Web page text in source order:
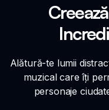
Alătură-te lumii
muzical care îți
personaje